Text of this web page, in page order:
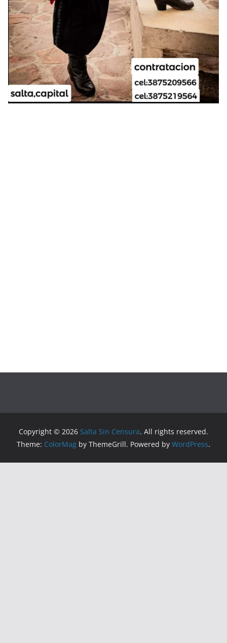
Copyright © 2026 Salta Sin Censura. All rights reserved.
Theme: ColorMag by ThemeGrill. Powered by WordPress.